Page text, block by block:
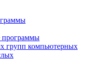
программы
групп компьютерных